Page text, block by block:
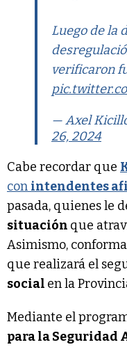
Luego de la
verificaron
— Axel
26, 2024
Cabe recordar que
con intendentes
pasada, quienes le
situación que
Asimismo,
que realizará el
social en la
Mediante el
para la Seguridad